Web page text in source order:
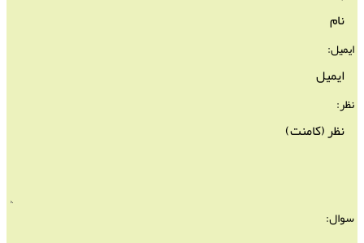
ایمیل:
نظر:
سوال: